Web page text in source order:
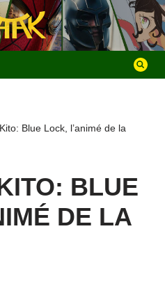
Blue Lock, l’animé de la
BLUE
DE LA